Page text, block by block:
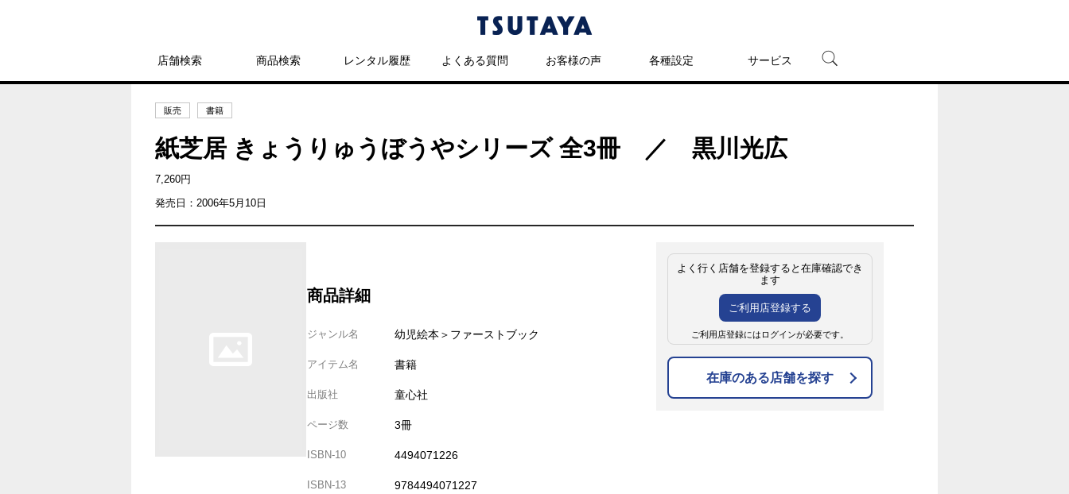
店舗検索 商品検索 レンタル履歴 よくある質問 お客様の声 各種設定 サービス
TSUTAYAプレミアムNEXT
販売 書籍
紙芝居 きょうりゅうぼうやシリーズ 全3冊 ／ 黒川光広
7,260円
発売日：2006年5月10日
商品詳細
ジャンル名 幼児絵本＞ファーストブック
アイテム名 書籍
出版社 童心社
ページ数 3冊
ISBN-10 4494071226
ISBN-13 9784494071227
よく行く店舗を登録すると在庫確認でき
ます
ご利用店登録する
ご利用店登録にはログインが必要です。
在庫のある店舗を探す